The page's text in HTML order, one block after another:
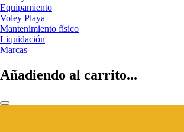
Equipamiento
Voley Playa
Mantenimiento físico
Liquidación
Marcas
Añadiendo al carrito...